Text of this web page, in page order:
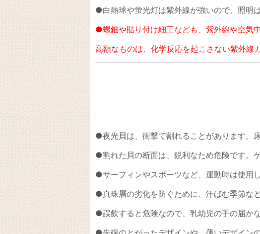
●白熱球や蛍光灯は紫外線が強いので、照明
●螺鈿や貼り付け細工なども、紫外線や空気
高額なものは、化学反応を起こさない紫外線
●夜光貝は、衝撃で割れることがあります。
●割れた貝の断面は、鋭利なため危険です。
●サーフィンやスポーツなど、運動時は使用
●真珠層の劣化を防ぐために、汗ばむ季節な
●誤飲すると危険なので、乳幼児の手の届か